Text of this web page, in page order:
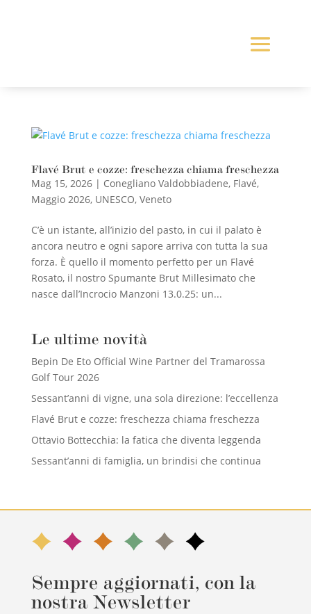
Flavé Brut e cozze: freschezza chiama freschezza
Mag 15, 2026| Conegliano Valdobbiadene, Flavé,
Maggio 2026, UNESCO, Veneto
C’è un istante, all’inizio del pasto, in cui il palato è
ancora neutro e ogni sapore arriva con tutta la sua
forza. È quello il momento perfetto per un Flavé
Rosato, il nostro Spumante Brut Millesimato che
nasce dall’Incrocio Manzoni 13.0.25: un...
Le ultime novità
Bepin De Eto Official Wine Partner del Tramarossa
Golf Tour 2026
Sessant’anni di vigne, una sola direzione: l’eccellenza
Flavé Brut e cozze: freschezza chiama freschezza
Ottavio Bottecchia: la fatica che diventa leggenda
Sessant’anni di famiglia, un brindisi che continua
Sempre aggiornati, con la
nostra Newsletter